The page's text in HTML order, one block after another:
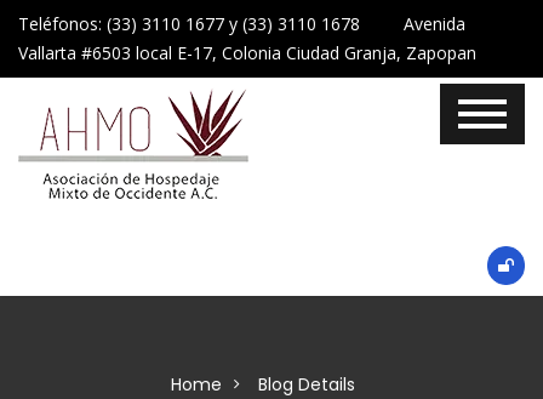
Teléfonos: (33) 3110 1677 y (33) 3110 1678 Avenida
Vallarta #6503 local E-17, Colonia Ciudad Granja, Zapopan
Home Blog Details